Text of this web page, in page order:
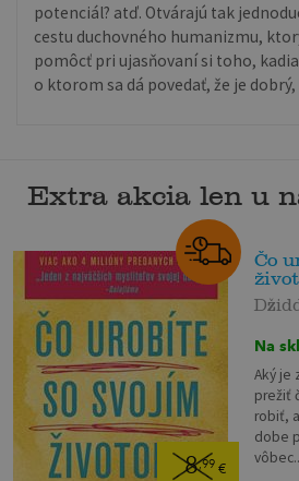
potenciál? atď. Otvárajú tak
cestu duchovného humanizmu,
pomôcť pri ujasňovaní si toho,
o ktorom sa dá povedať, že je
Extra akcia len u
8,99 €
Čo
Na
Aký je
prežiť
robiť,
dobe